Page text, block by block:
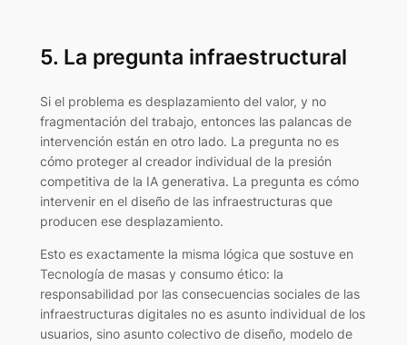
5. La pregunta infraestructural
Si el problema es desplazamiento del valor, y no
fragmentación del trabajo, entonces las palancas de
intervención están en otro lado. La pregunta no es
cómo proteger al creador individual de la presión
competitiva de la IA generativa. La pregunta es cómo
intervenir en el diseño de las infraestructuras que
producen ese desplazamiento.
Esto es exactamente la misma lógica que sostuve en
Tecnología de masas y consumo ético: la
responsabilidad por las consecuencias sociales de las
infraestructuras digitales no es asunto individual de los
usuarios, sino asunto colectivo de diseño, modelo de